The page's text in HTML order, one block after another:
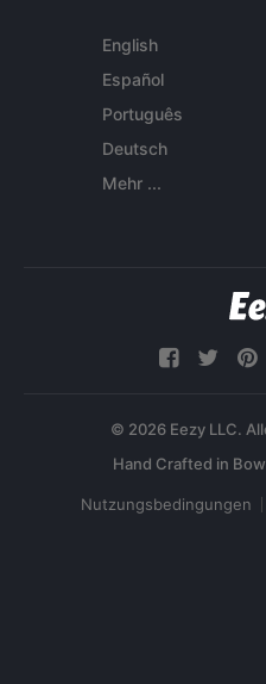
English
Español
Português
Deutsch
Mehr ...
© 2026 Eezy LLC.
Nutzungsbedingungen